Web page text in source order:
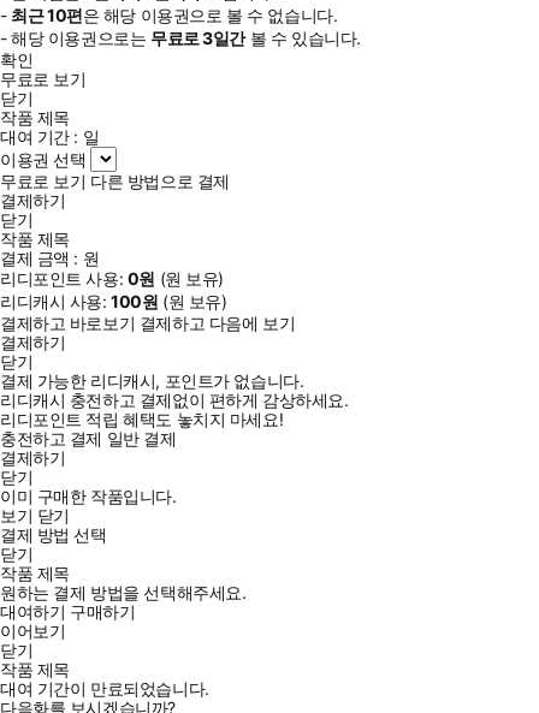
- 최근10편은 해당 이용권으로 볼 수 없습니다.
- 해당 이용권으로는 무료로3일간볼 수 있습니다.
확인
무료로 보기
닫기
작품 제목
대여 기간 : 일
이용권 선택
무료로 보기 다른 방법으로 결제
결제하기
닫기
작품 제목
결제 금액 : 원
리디포인트 사용: 0원 (원 보유)
리디캐시 사용:100원 (원 보유)
결제하고 바로보기 결제하고 다음에 보기
결제하기
닫기
결제 가능한 리디캐시, 포인트가 없습니다.
리디캐시 충전하고 결제없이 편하게 감상하세요.
리디포인트 적립 혜택도 놓치지 마세요!
충전하고 결제 일반 결제
결제하기
닫기
이미 구매한 작품입니다.
보기 닫기
결제 방법 선택
닫기
작품 제목
원하는 결제 방법을 선택해주세요.
대여하기 구매하기
이어보기
닫기
작품 제목
대여 기간이 만료되었습니다.
다음화를 보시겠습니까?